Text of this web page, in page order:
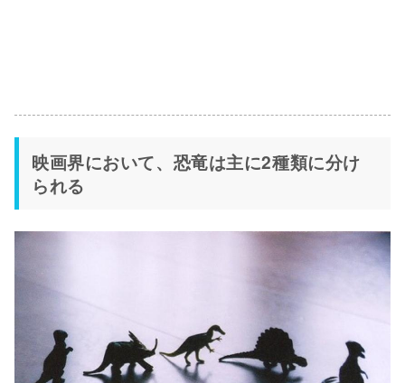
映画界において、恐竜は主に2種類に分け
られる